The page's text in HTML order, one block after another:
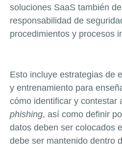
soluciones SaaS también
responsabilidad de
procedimientos y procesos
Esto incluye estrategias de
y entrenamiento para
cómo identificar y contestar
phishing, así como definir
datos deben ser colocados
debe ser mantenido dentro